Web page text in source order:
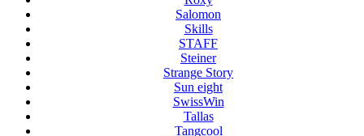
Salomon
Skills
STAFF
Steiner
Strange Story
Sun eight
SwissWin
Tallas
Tangcool